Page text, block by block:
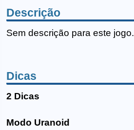
Descrição
Sem descrição para este jogo.
Dicas
2 Dicas
Modo Uranoid